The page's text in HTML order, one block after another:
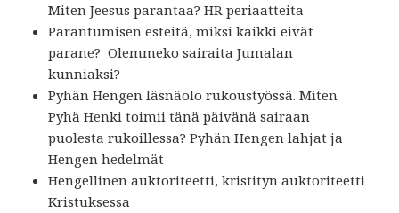
Miten Jeesus parantaa? HR periaatteita
Parantumisen esteitä, miksi kaikki eivät
parane? Olemmeko sairaita Jumalan
kunniaksi?
Pyhän Hengen läsnäolo rukoustyössä. Miten
Pyhä Henki toimii tänä päivänä sairaan
puolesta rukoillessa? Pyhän Hengen lahjat ja
Hengen hedelmät
Hengellinen auktoriteetti, kristityn auktoriteetti
Kristuksessa